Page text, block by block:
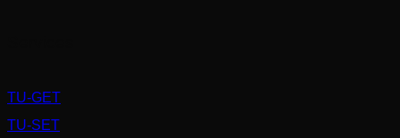
TU-GET
TU-SET